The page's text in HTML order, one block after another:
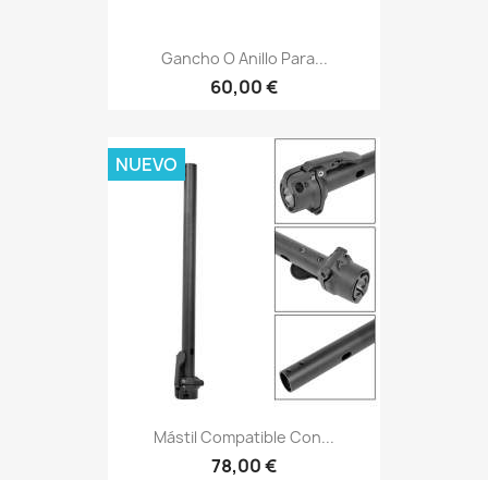
Gancho O Anillo Para...
60,00 €
Mástil Compatible Con...
78,00 €
NUEVO